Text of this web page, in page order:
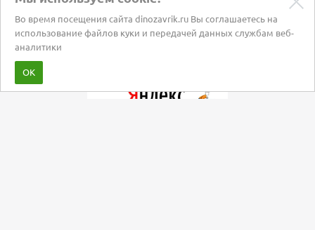
Во время посещения сайта dinozavrik.ru Вы соглашаетесь на
использование файлов куки и передачей данных службам веб-
аналитики
ОК